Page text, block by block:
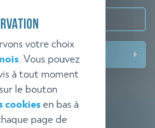
votre choix
. Vous pouvez
à tout moment
le bouton
cookiesen bas à
page de